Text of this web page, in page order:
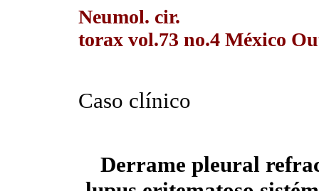
Neumol. cir.
torax vol.73 no.4 México
Caso clínico
Derrame pleural